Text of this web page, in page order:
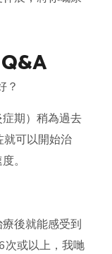
？
期）稍為過去
可以開始治
。
後就能感受到
次或以上，我哋